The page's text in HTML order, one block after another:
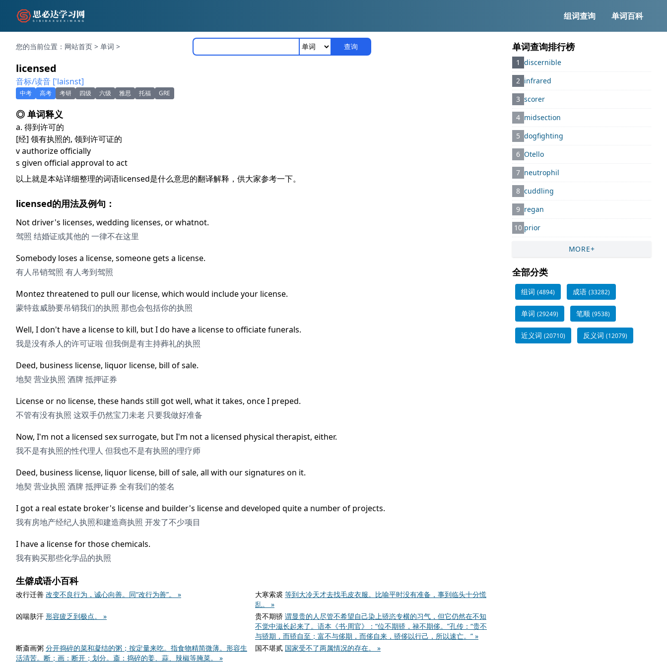
组词查询 单词百科
您的当前位置： 网站首页 > 单词 > 查询
licensed
音标/读音 ['laisnst]
中考 高考 考研 四级 六级 雅思 托福 GRE
◎ 单词释义
a. 得到许可的
[经] 领有执照的, 领到许可证的
v authorize officially
s given official approval to act
以上就是本站详细整理的词语licensed是什么意思的翻译解释，供大家参考一下。
licensed的用法及例句：
Not driver's licenses, wedding licenses, or whatnot.
驾照 结婚证或其他的 一律不在这里
Somebody loses a license, someone gets a license.
有人吊销驾照 有人考到驾照
Montez threatened to pull our license, which would include your license.
蒙特兹威胁要吊销我们的执照 那也会包括你的执照
Well, I don't have a license to kill, but I do have a license to officiate funerals.
我是没有杀人的许可证啦 但我倒是有主持葬礼的执照
Deed, business license, liquor license, bill of sale.
地契 营业执照 酒牌 抵押证券
License or no license, these hands still got well, what it takes, once I preped.
不管有没有执照 这双手仍然宝刀未老 只要我做好准备
Now, I'm not a licensed sex surrogate, but I'm not a licensed physical therapist, either.
我不是有执照的性代理人 但我也不是有执照的理疗师
Deed, business license, liquor license, bill of sale, all with our signatures on it.
地契 营业执照 酒牌 抵押证券 全有我们的签名
I got a real estate broker's license and builder's license and developed quite a number of projects.
我有房地产经纪人执照和建造商执照 开发了不少项目
I have a license for those chemicals.
我有购买那些化学品的执照
生僻成语小百科
改行迁善 改变不良行为，诚心向善。同“改行为善”。 » 大寒索裘 等到大冷天才去找毛皮衣服。比喻平时没有准备，事到临头十分慌
乱。 »
凶喘肤汗 形容疲乏到极点。 » 贵不期骄 谓显贵的人尽管不希望自己染上骄恣专横的习气，但它仍然在不知
不觉中滋长起来了。语本《书·周官》：“位不期骄，禄不期侈。”孔传：“贵不
与骄期，而骄自至；富不与侈期，而侈自来，骄侈以行己，所以速亡。” »
断齑画粥 分开捣碎的菜和凝结的粥；按定量来吃。指食物精简微薄。形容生
活清苦。断；画：断开；划分。齑：捣碎的姜、蒜、辣椒等腌菜。 »
国不堪贰 国家受不了两属情况的存在。 »
单词查询排行榜
1 discernible
2 infrared
3 scorer
4 midsection
5 dogfighting
6 Otello
7 neutrophil
8 cuddling
9 regan
10 prior
MORE+
全部分类
组词 (4894) 成语 (33282)
单词 (29249) 笔顺 (9538)
近义词 (20710) 反义词 (12079)